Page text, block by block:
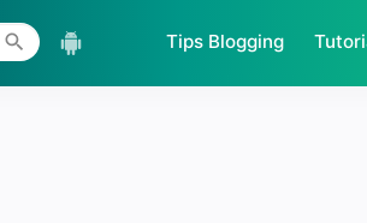
Skip to main contentTips Blogging